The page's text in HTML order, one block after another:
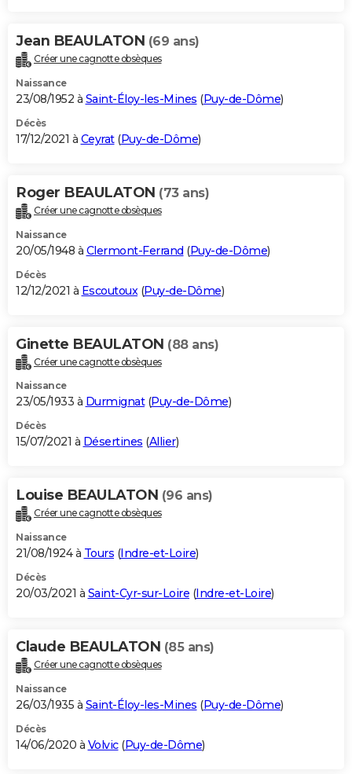
Jean BEAULATON (69 ans)
Créer une cagnotte obsèques
Naissance
23/08/1952 à Saint-Éloy-les-Mines (Puy-de-Dôme)
Décès
17/12/2021 à Ceyrat(Puy-de-Dôme)
Roger BEAULATON (73 ans)
Créer une cagnotte obsèques
Naissance
20/05/1948 à Clermont-Ferrand (Puy-de-Dôme)
Décès
12/12/2021 à Escoutoux (Puy-de-Dôme)
Ginette BEAULATON (88 ans)
Créer une cagnotte obsèques
Naissance
23/05/1933 à Durmignat(Puy-de-Dôme)
Décès
15/07/2021 à Désertines (Allier)
Louise BEAULATON (96 ans)
Créer une cagnotte obsèques
Naissance
21/08/1924 à Tours (Indre-et-Loire)
Décès
20/03/2021 à Saint-Cyr-sur-Loire (Indre-et-Loire)
Claude BEAULATON (85 ans)
Créer une cagnotte obsèques
Naissance
26/03/1935 à Saint-Éloy-les-Mines (Puy-de-Dôme)
Décès
14/06/2020 à Volvic(Puy-de-Dôme)